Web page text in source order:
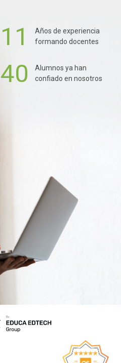
11
Años de experiencia
formando docentes
Alumnos ya han
confiado en nosotros